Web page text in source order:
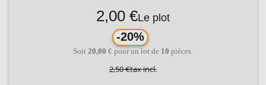
2,00 €Le plot
-20%
Soit 20,00 € pour un lot de 10 pièces.
2,50 €tax incl.